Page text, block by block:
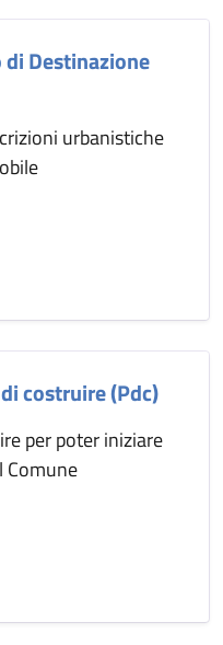
Destinazione
urbanistiche
costruire (Pdc)
per poter iniziare
Comune